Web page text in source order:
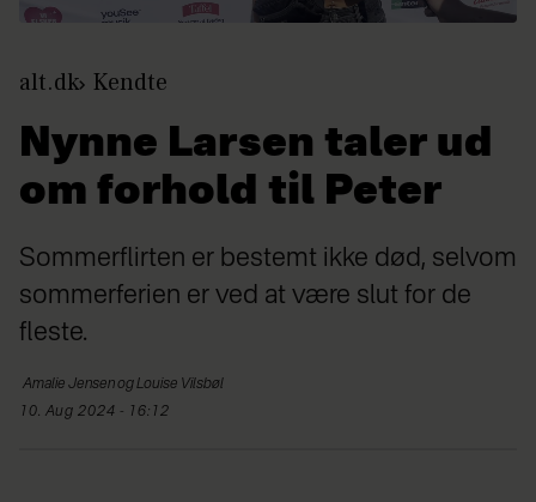
alt.dk Kendte
Nynne Larsen taler ud
om forhold til Peter
Sommerflirten er bestemt ikke død, selvom
sommerferien er ved at være slut for de
fleste.
Amalie Jensen og Louise Vilsbøl
10. Aug 2024 - 16:12